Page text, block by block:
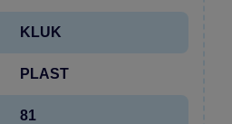
KLUK
PLAST
81